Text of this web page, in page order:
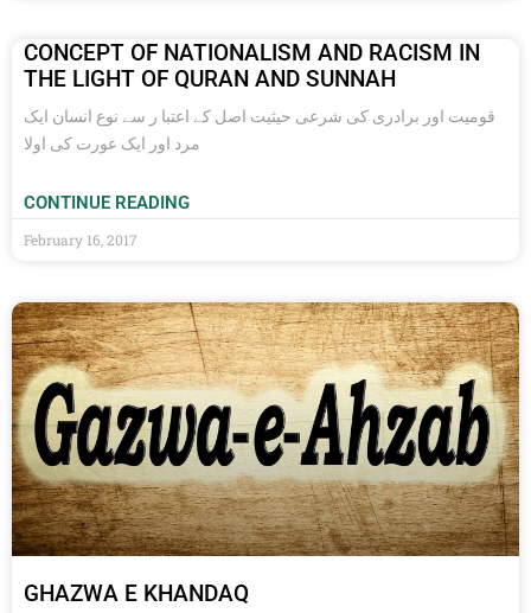
CONCEPT OF NATIONALISM AND RACISM IN
THE LIGHT OF QURAN AND SUNNAH
قومیت اور برادری کی شرعی حیثیت اصل کے اعتبا ر سے نوع انسان ایک
مرد اور ایک عورت کی اولا
CONTINUE READING
February 16, 2017
GHAZWA E KHANDAQ